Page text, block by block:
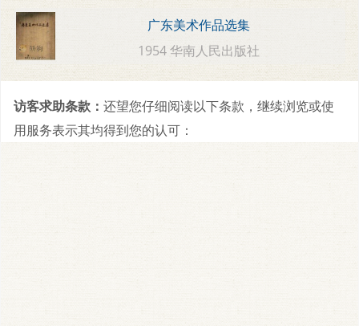
广东美术作品选集
1954 华南人民出版社
访客求助条款： 还望您仔细阅读以下条款，继续浏览或使
用服务表示其均得到您的认可：